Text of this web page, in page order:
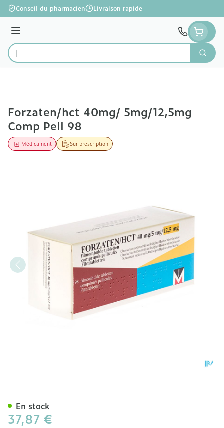
Aller au contenu
Conseil du pharmacien Livraison rapide
Menu
Rechercher
Forzaten/hct 40mg/ 5mg/12,5mg
Comp Pell 98
Sur prescription
Médicament
37,87 €
En stock